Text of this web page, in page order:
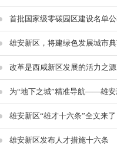
首批国家级零碳园区建设名单
雄安新区，将建绿色发展城市
改革是西咸新区发展的活力之源
为“地下之城”精准导航——雄安
雄安新区“雄才十六条”全文来了
雄安新区发布人才措施十六条